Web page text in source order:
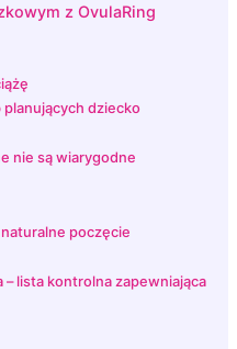
z OvulaRing
planujących dziecko
nie są wiarygodne
poczęcie
lista kontrolna zapewniająca